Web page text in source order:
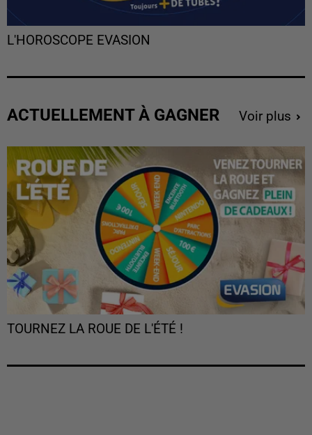
L'HOROSCOPE EVASION
ACTUELLEMENT À GAGNER Voir plus
TOURNEZ LA ROUE DE L'ÉTÉ !